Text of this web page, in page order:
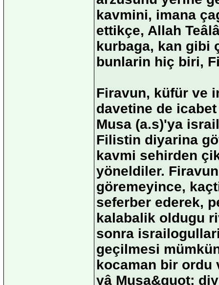
kavmini, imana
ettikçe, Allah
kurbaga, kan gibi
bunlarin hiç biri,
Firavun, küfür ve
davetine de
Musa (a.s)'ya
Filistin diyarina
kavmi sehirden
yöneldiler.
göremeyince,
seferber ederek,
kalabalik oldugu
sonra
geçilmesi
kocaman bir ordu
yâ Musa&quot;